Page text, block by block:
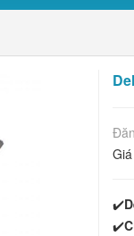
✔️
✔️